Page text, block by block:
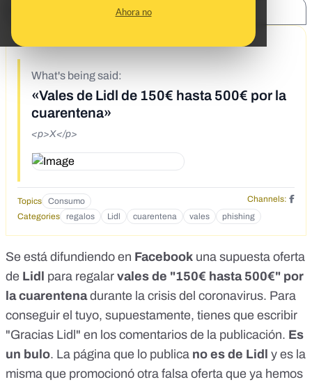
Ahora no
5/16/20
What's being said:
«Vales de Lidl de 150€ hasta 500€ por la
cuarentena»
<p>X</p>
Topics Consumo
Channels:
Categories
regalos Lidl cuarentena vales phishing
Se está difundiendo en Facebook una supuesta oferta
de Lidl para regalar vales de "150€ hasta 500€" por
la cuarentenadurante la crisis del coronavirus. Para
conseguir el tuyo, supuestamente, tienes que escribir
"Gracias Lidl" en los comentarios de la publicación. Es
un bulo. La página que lo publica no es de Lidl y es la
misma que promocionó otra falsa oferta que ya hemos